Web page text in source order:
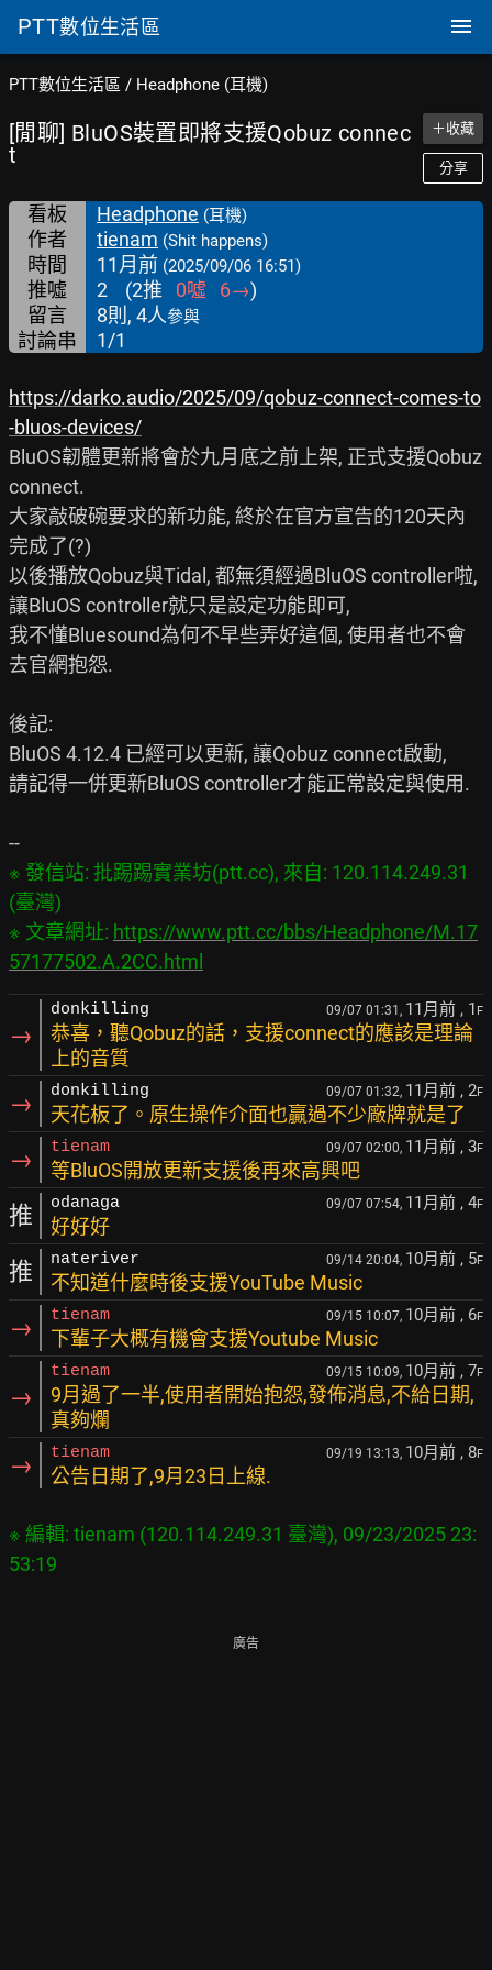
PTT數位生活區
PTT數位生活區 / Headphone (耳機)
[閒聊] BluOS裝置即將支援Qobuz connec
t
＋收藏
分享
看板 Headphone (耳機)
作者 tienam (Shit happens)
時間 11月前 (2025/09/06 16:51)
推噓 2 (2推 0噓 6→)
留言
8則, 4人參與
討論串 1/1
https://darko.audio/2025/09/qobuz-connect-comes-to
-bluos-devices/
BluOS韌體更新將會於九月底之前上架, 正式支援Qobuz
connect.
大家敲破碗要求的新功能, 終於在官方宣告的120天內
完成了(?)
以後播放Qobuz與Tidal, 都無須經過BluOS controller啦,
讓BluOS controller就只是設定功能即可,
我不懂Bluesound為何不早些弄好這個, 使用者也不會
去官網抱怨.
後記:
BluOS 4.12.4 已經可以更新, 讓Qobuz connect啟動,
請記得一併更新BluOS controller才能正常設定與使用.
※ 發信站: 批踢踢實業坊(ptt.cc), 來自: 120.114.249.31
(臺灣)
※ 文章網址: https://www.ptt.cc/bbs/Headphone/M.17
57177502.A.2CC.html
→
donkilling 09/07 01:31, 11月前 , 1 F
恭喜，聽Qobuz的話，支援connect的應該是理論
上的音質
→ donkilling 09/07 01:32, 11月前 , 2F
天花板了。原生操作介面也贏過不少廠牌就是了
→ tienam 09/07 02:00, 11月前 , 3F
等BluOS開放更新支援後再來高興吧
推 odanaga 09/07 07:54, 11月前 , 4F
好好好
推 nateriver 09/14 20:04, 10月前 , 5F
不知道什麼時後支援YouTube Music
→ tienam 09/15 10:07, 10月前 , 6F
下輩子大概有機會支援Youtube Music
→
tienam 09/15 10:09, 10月前 , 7F
9月過了一半,使用者開始抱怨,發佈消息,不給日期,
真夠爛
→ tienam 09/19 13:13, 10月前 , 8F
公告日期了,9月23日上線.
※ 編輯: tienam (120.114.249.31 臺灣), 09/23/2025 23:
廣告